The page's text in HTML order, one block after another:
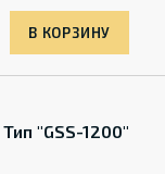
В КОРЗИНУ
"GSS-1200"